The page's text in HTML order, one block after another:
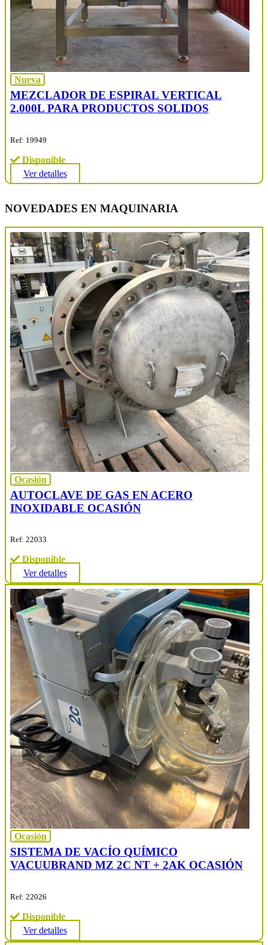
Nueva
MEZCLADOR DE ESPIRAL VERTICAL
2.000L PARA PRODUCTOS SOLIDOS
Ref: 19949
Disponible
Ver detalles
NOVEDADES EN MAQUINARIA
Ocasión
AUTOCLAVE DE GAS EN ACERO
INOXIDABLE OCASIÓN
Ref: 22033
Disponible
Ver detalles
Ocasión
SISTEMA DE VACÍO QUÍMICO
VACUUBRAND MZ 2C NT + 2AK OCASIÓN
Ref: 22026
Disponible
Ver detalles